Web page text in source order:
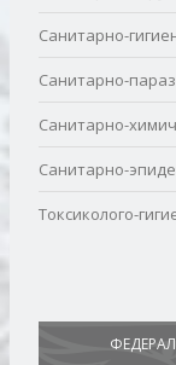
Санитарно-
Санитарно-
Санитарно-
Санитарно-
Токсиколого-